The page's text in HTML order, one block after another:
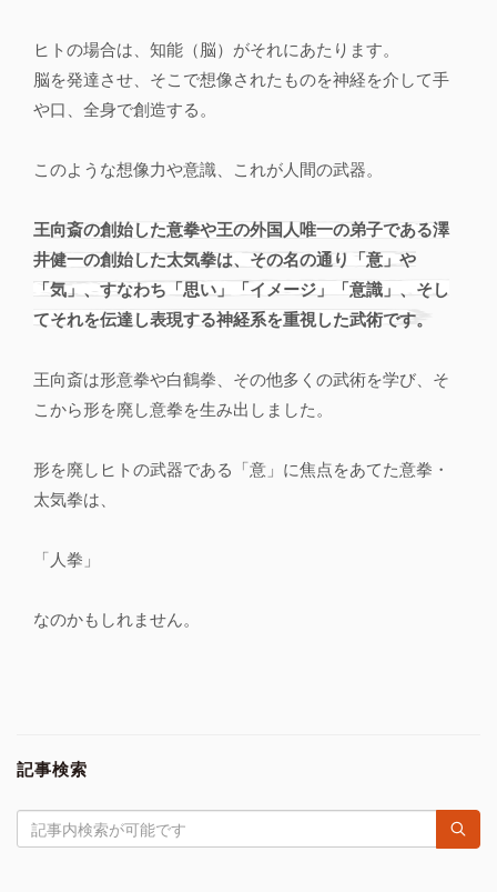
ヒトの場合は、知能（脳）がそれにあたります。
脳を発達させ、そこで想像されたものを神経を介して手
や口、全身で創造する。
このような想像力や意識、これが人間の武器。
王向斎の創始した意拳や王の外国人唯一の弟子である澤
井健一の創始した太気拳は、その名の通り「意」や
「気」、すなわち「思い」「イメージ」「意識」、そし
てそれを伝達し表現する神経系を重視した武術です。
王向斎は形意拳や白鶴拳、その他多くの武術を学び、そ
こから形を廃し意拳を生み出しました。
形を廃しヒトの武器である「意」に焦点をあてた意拳・
太気拳は、
「人拳」
なのかもしれません。
記事検索